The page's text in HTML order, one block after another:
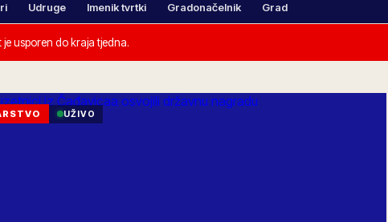
Udruge Imenik tvrtki Gradonačelnik Grad
je usporen do kraja tjedna.
UŽIVO